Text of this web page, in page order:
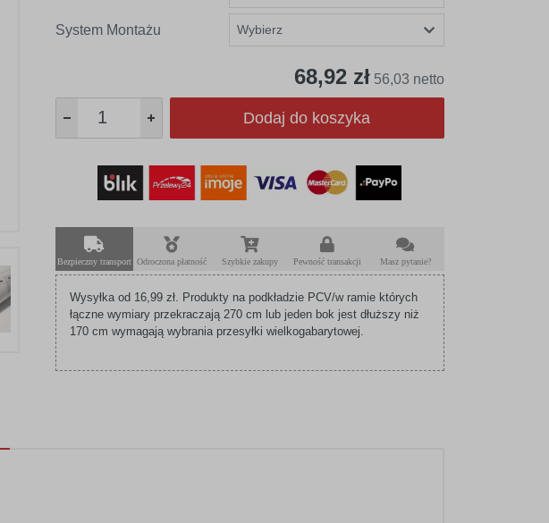
System Montażu
68,92 zł 56,03 netto
Dodaj do koszyka
Bezpieczny transport Odroczona płatność Szybkie zakupy Pewność transakcji Masz pytanie?
Wysyłka od 16,99 zł. Produkty na podkładzie PCV/w ramie których
łączne wymiary przekraczają 270 cm lub jeden bok jest dłuższy niż
170 cm wymagają wybrania przesyłki wielkogabarytowej.